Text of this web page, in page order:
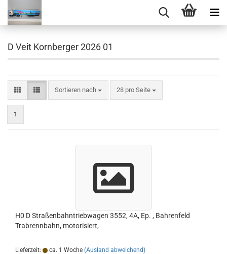
D Veit Kornberger 2026 01
Sortieren nach
Sortieren nach 28 pro Seite
pro Seite
1
H0 D Straßenbahntriebwagen 3552, 4A, Ep. , Bahrenfeld
Trabrennbahn, motorisiert,
Lieferzeit: ca. 1 Woche (Ausland abweichend)